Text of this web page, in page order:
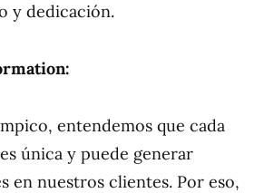
y dedicación.
entendemos que cada
única y puede generar
en nuestros clientes. Por eso,